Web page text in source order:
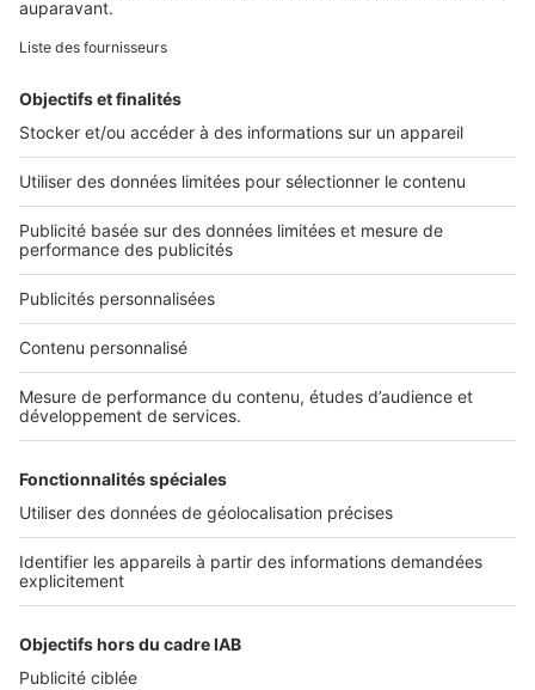
Retrouvez-nous sur ...
L'ENTREPRISE
Nous contacter
Nous recrutons
NOS APPLICATIONS
Découvrez nos applications
Tous nos services pro
Accès client
À DÉCOUVRIR
Annuaire des professionnels
Tout l'immobilier
Toutes les villes